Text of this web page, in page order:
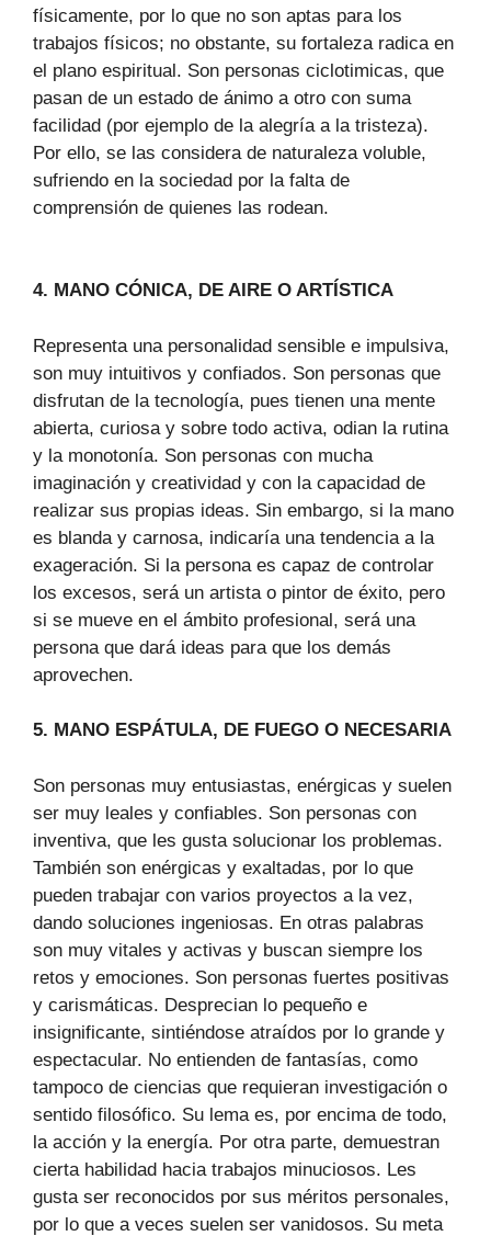
físicamente, por lo que no son aptas para los
trabajos físicos; no obstante, su fortaleza radica en
el plano espiritual. Son personas ciclotimicas, que
pasan de un estado de ánimo a otro con suma
facilidad (por ejemplo de la alegría a la tristeza).
Por ello, se las considera de naturaleza voluble,
sufriendo en la sociedad por la falta de
comprensión de quienes las rodean.
4. MANO CÓNICA, DE AIRE O ARTÍSTICA
Representa una personalidad sensible e impulsiva,
son muy intuitivos y confiados. Son personas que
disfrutan de la tecnología, pues tienen una mente
abierta, curiosa y sobre todo activa, odian la rutina
y la monotonía. Son personas con mucha
imaginación y creatividad y con la capacidad de
realizar sus propias ideas. Sin embargo, si la mano
es blanda y carnosa, indicaría una tendencia a la
exageración. Si la persona es capaz de controlar
los excesos, será un artista o pintor de éxito, pero
si se mueve en el ámbito profesional, será una
persona que dará ideas para que los demás
aprovechen.
5. MANO ESPÁTULA, DE FUEGO O NECESARIA
Son personas muy entusiastas, enérgicas y suelen
ser muy leales y confiables. Son personas con
inventiva, que les gusta solucionar los problemas.
También son enérgicas y exaltadas, por lo que
pueden trabajar con varios proyectos a la vez,
dando soluciones ingeniosas. En otras palabras
son muy vitales y activas y buscan siempre los
retos y emociones. Son personas fuertes positivas
y carismáticas. Desprecian lo pequeño e
insignificante, sintiéndose atraídos por lo grande y
espectacular. No entienden de fantasías, como
tampoco de ciencias que requieran investigación o
sentido filosófico. Su lema es, por encima de todo,
la acción y la energía. Por otra parte, demuestran
cierta habilidad hacia trabajos minuciosos. Les
gusta ser reconocidos por sus méritos personales,
por lo que a veces suelen ser vanidosos. Su meta